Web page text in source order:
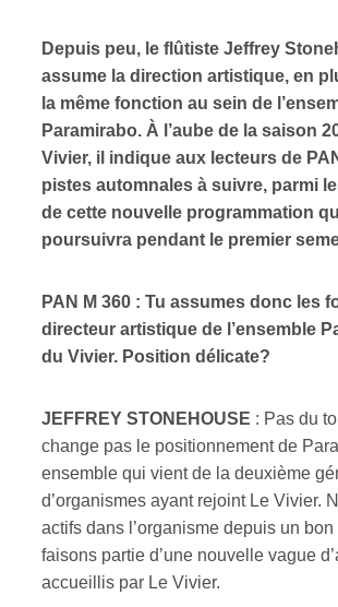
Depuis peu, le flûtiste Jeffrey
assume la direction artistique, en
la même fonction au sein de
Paramirabo. À l’aube de la saison
Vivier, il indique aux lecteurs de
pistes automnales à suivre, parmi
de cette nouvelle programmation
poursuivra pendant le premier
PAN M 360 : Tu assumes donc les
directeur artistique de l’ensemble
du Vivier. Position délicate?
JEFFREY STONEHOUSE : Pas du
change pas le positionnement de
ensemble qui vient de la deuxième
d’organismes ayant rejoint Le Vivier.
actifs dans l’organisme depuis un
faisons partie d’une nouvelle vague
accueillis par Le Vivier.